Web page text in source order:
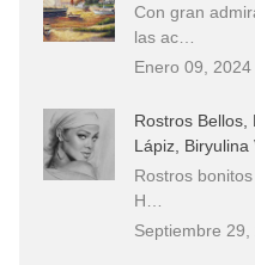
Con gran
las ac…
Enero 09, 2024
Rostros Bellos,
Lápiz, Biryulina
Rostros
H…
Septiembre 29,